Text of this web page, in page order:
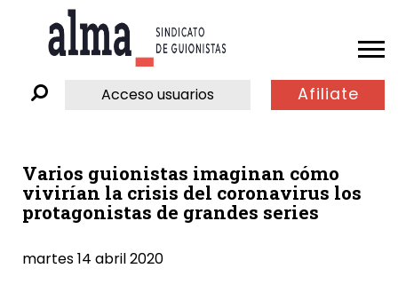
Acceso usuarios Afiliate
Varios guionistas imaginan cómo
vivirían la crisis del coronavirus los
protagonistas de grandes series
martes 14 abril 2020